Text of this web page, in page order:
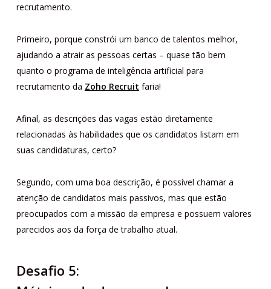
recrutamento.
Primeiro, porque constrói um banco de talentos melhor,
ajudando a atrair as pessoas certas – quase tão bem
quanto o programa de inteligência artificial para
recrutamento da Zoho Recruit faria!
Afinal, as descrições das vagas estão diretamente
relacionadas às habilidades que os candidatos listam em
suas candidaturas, certo?
Segundo, com uma boa descrição, é possível chamar a
atenção de candidatos mais passivos, mas que estão
preocupados com a missão da empresa e possuem valores
parecidos aos da força de trabalho atual.
Desafio 5: